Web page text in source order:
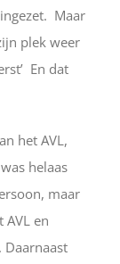
Maar
plek weer
En dat
het AVL,
helaas
maar
en